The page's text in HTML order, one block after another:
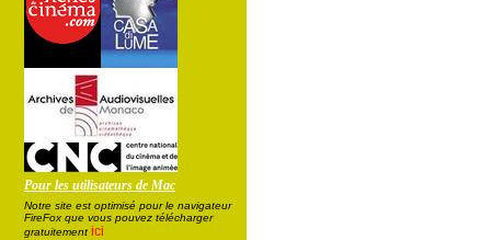
Pour les utilisateurs de Mac
Notre site est optimisé pour le navigateur
FireFox que vous pouvez télécharger
gratuitement ici